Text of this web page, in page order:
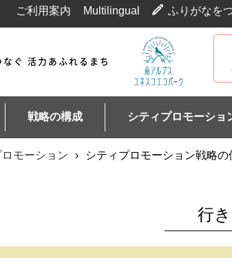
ご利用案内 Multilingual ふりがなを
ぐ 活力あふれるまち
戦略の構成 シティプロモーショ
モーション › シティプロモーション戦略の
行